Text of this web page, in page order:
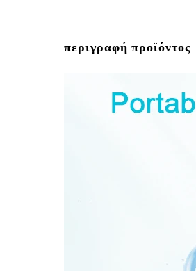
περιγραφή προϊόντος